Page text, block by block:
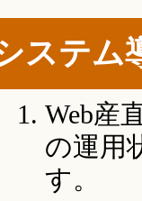
ステム
Web産
の運用
す。